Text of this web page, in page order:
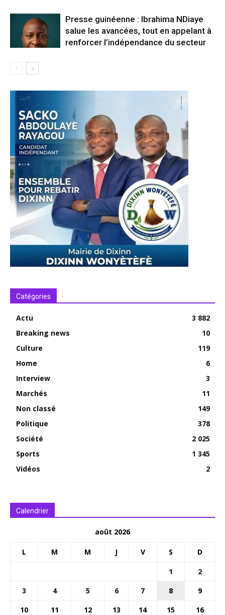
Presse guinéenne : Ibrahima NDiaye
salue les avancées, tout en appelant à
renforcer l’indépendance du secteur
Catégories
Actu
3 882
Breaking news
10
Culture
119
Home
6
Interview
3
Marchés
11
Non classé
149
Politique
378
Société
2 025
Sports
1 345
Vidéos
2
Calendrier
août 2026
L M M J V S D
1
2
3
4 5 6 7 8
9
10
11 12 13 14 15
16